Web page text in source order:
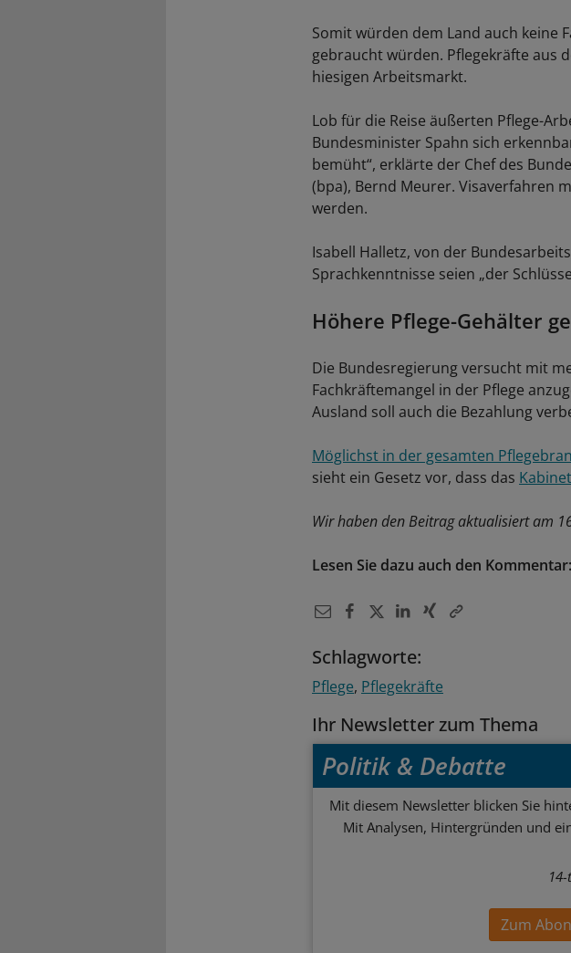
Somit würden dem Land auch keine
gebraucht würden. Pflegekräfte aus
hiesigen Arbeitsmarkt.
Lob für die Reise äußerten Pflege-
Bundesminister Spahn sich
bemüht“, erklärte der Chef des
(bpa), Bernd Meurer. Visaverfahren
werden.
Isabell Halletz, von der
Sprachkenntnisse seien „der
Höhere Pflege-Gehälter
Die Bundesregierung versucht mit
Fachkräftemangel in der Pflege
Ausland soll auch die Bezahlung
Möglichst in der gesamten
sieht ein Gesetz vor, dass das
Wir haben den Beitrag aktualisiert am
Lesen Sie dazu auch den Kommentar:
Schlagworte:
Pflege Pflegekräfte
Ihr Newsletter zum Thema
Politik & Debatte
Mit diesem Newsletter blicken Sie
Mit Analysen, Hintergründen und
Zum